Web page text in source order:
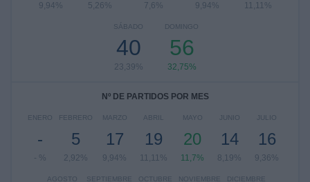
9,94% 5,26% 7,6% 9,94% 11,11%
SÁBADO
40
23,39%
DOMINGO
56
32,75%
Nº DE PARTIDOS POR MES
ENERO
-
- %
FEBRERO
5
2,92%
MARZO
17
9,94%
ABRIL
19
11,11%
MAYO
20
11,7%
JUNIO
14
8,19%
JULIO
16
9,36%
AGOSTO SEPTIEMBRE OCTUBRE NOVIEMBRE DICIEMBRE